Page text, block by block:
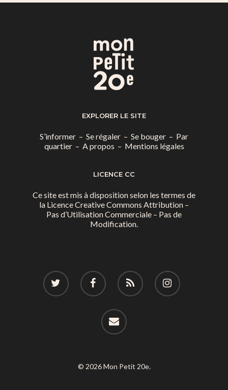
EXPLORER LE SITE
S’informer – Se régaler – Se bouger – Par
quartier– A propos – Mentions légales
LICENCE CC
Ce site est mis à disposition selon les termes de
la Licence Creative Commons Attribution –
Pas d’Utilisation Commerciale – Pas de
Modification.
© 2026 Mon Petit 20e.